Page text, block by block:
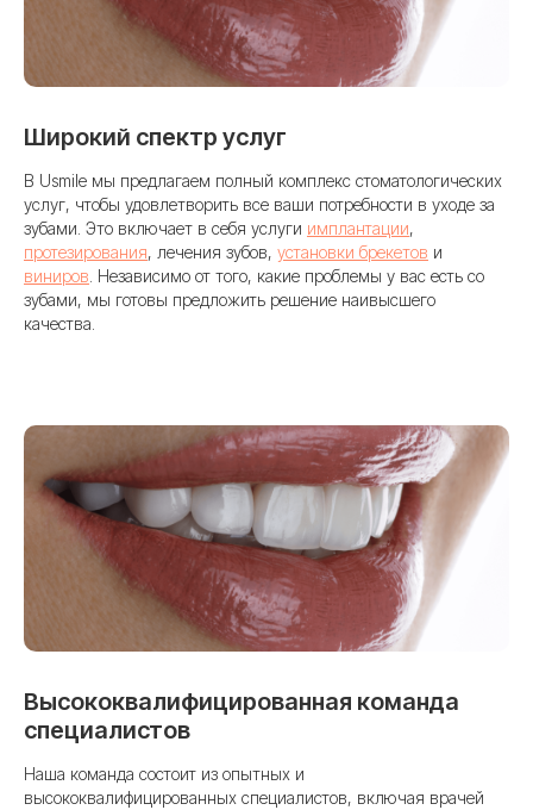
Широкий спектр услуг
В Usmile мы предлагаем полный комплекс стоматологических
услуг, чтобы удовлетворить все ваши потребности в уходе за
зубами. Это включает в себя услуги имплантации,
протезирования, лечения зубов, установки брекетов и
виниров . Независимо от того, какие проблемы у вас есть со
зубами, мы готовы предложить решение наивысшего
качества.
Высококвалифицированная команда
специалистов
Наша команда состоит из опытных и
высококвалифицированных специалистов, включая врачей
Мы предлагаем современные методики
имплантации, включая одномоментную
в кратчайшие сроки.
Мы не просто возвращаем зубы —
мы создаём решения, которые служат
годами! 😊✨
Наша команда — это квалифицированные
специалисты, которые работают
с передовыми технологиями и берутся
за самые сложные случаи.
скорость и комфорт. Благодаря 3D-
моделированию мы заранее просчитываем
каждый этап, исключая риски
и неожиданные осложнения. Это позволяет
нам проводить установку имплантов
максимально быстро и безопасно,
с идеальной посадкой и естественным
результатом.